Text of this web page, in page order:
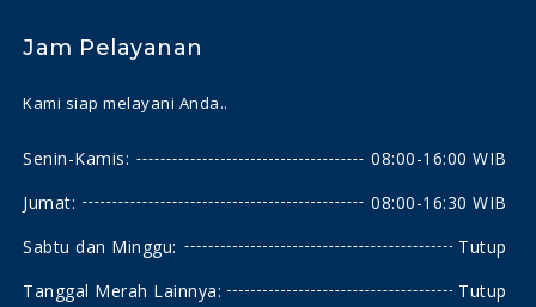
Jam Pelayanan
Kami siap melayani Anda..
Senin-Kamis:
08:00-16:00 WIB
Jumat:
08:00-16:30 WIB
Sabtu dan Minggu:
Tutup
Tanggal Merah Lainnya:
Tutup